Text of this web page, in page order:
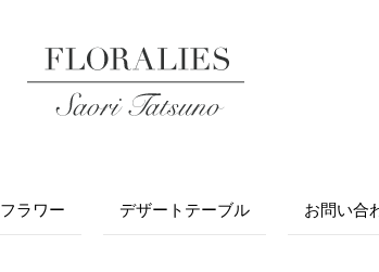
フラワー デザートテーブル お問い合